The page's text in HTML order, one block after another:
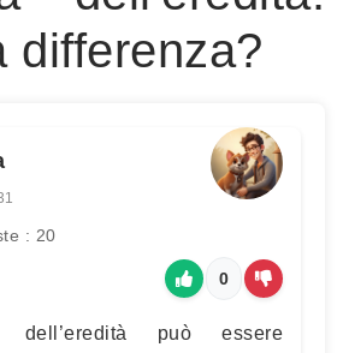
differenza?
: 20
0
dell’eredità può essere